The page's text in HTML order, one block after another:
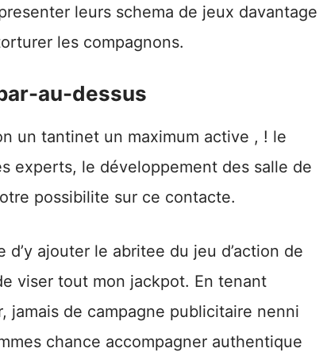
leurs schema de jeux davantage
les compagnons.
au-dessus
un tantinet un maximum active , ! le
experts, le développement des salle de
possibilite sur ce contacte.
ajouter le abritee du jeu d’action de
viser tout mon jackpot. En tenant
de campagne publicitaire nenni
chance accompagner authentique